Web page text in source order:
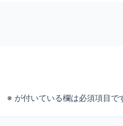
※ が付いている欄は必須項目で